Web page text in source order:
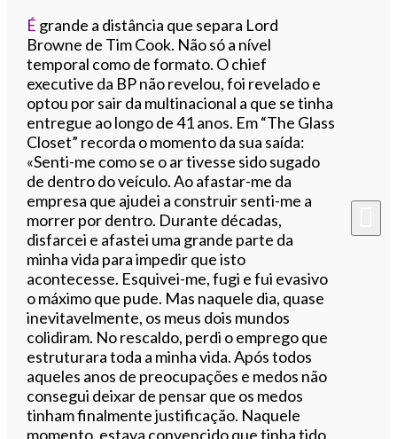
É grande a distância que separa Lord
Browne de Tim Cook. Não só a nível
temporal como de formato. O chief
executive da BP não revelou, foi revelado e
optou por sair da multinacional a que se tinha
entregue ao longo de 41 anos. Em “The Glass
Closet” recorda o momento da sua saída:
«Senti-me como se o ar tivesse sido sugado
de dentro do veículo. Ao afastar-me da
empresa que ajudei a construir senti-me a
morrer por dentro. Durante décadas,
disfarcei e afastei uma grande parte da
minha vida para impedir que isto
acontecesse. Esquivei-me, fugi e fui evasivo
o máximo que pude. Mas naquele dia, quase
inevitavelmente, os meus dois mundos
colidiram. No rescaldo, perdi o emprego que
estruturara toda a minha vida. Após todos
aqueles anos de preocupações e medos não
consegui deixar de pensar que os medos
tinham finalmente justificação. Naquele
momento, estava convencido que tinha tido